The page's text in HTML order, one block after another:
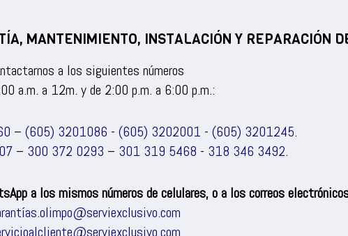
MANTENIMIENTO, INSTALACIÓN Y REPARACIÓN
a los siguientes números
a.m. a 12m. y de 2:00 p.m. a 6:00 p.m.:
– (605) 3201086 - (605) 3202001 - (605) 3201245.
– 300 372 0293 – 301 319 5468 - 318 346 3492.
a los mismos números de celulares, o a los correos